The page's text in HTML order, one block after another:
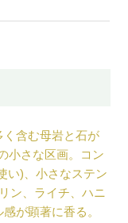
含む母岩と石が
小さな区画。コン
い)、小さなステン
ン、ライチ、ハニ
が顕著に香る。